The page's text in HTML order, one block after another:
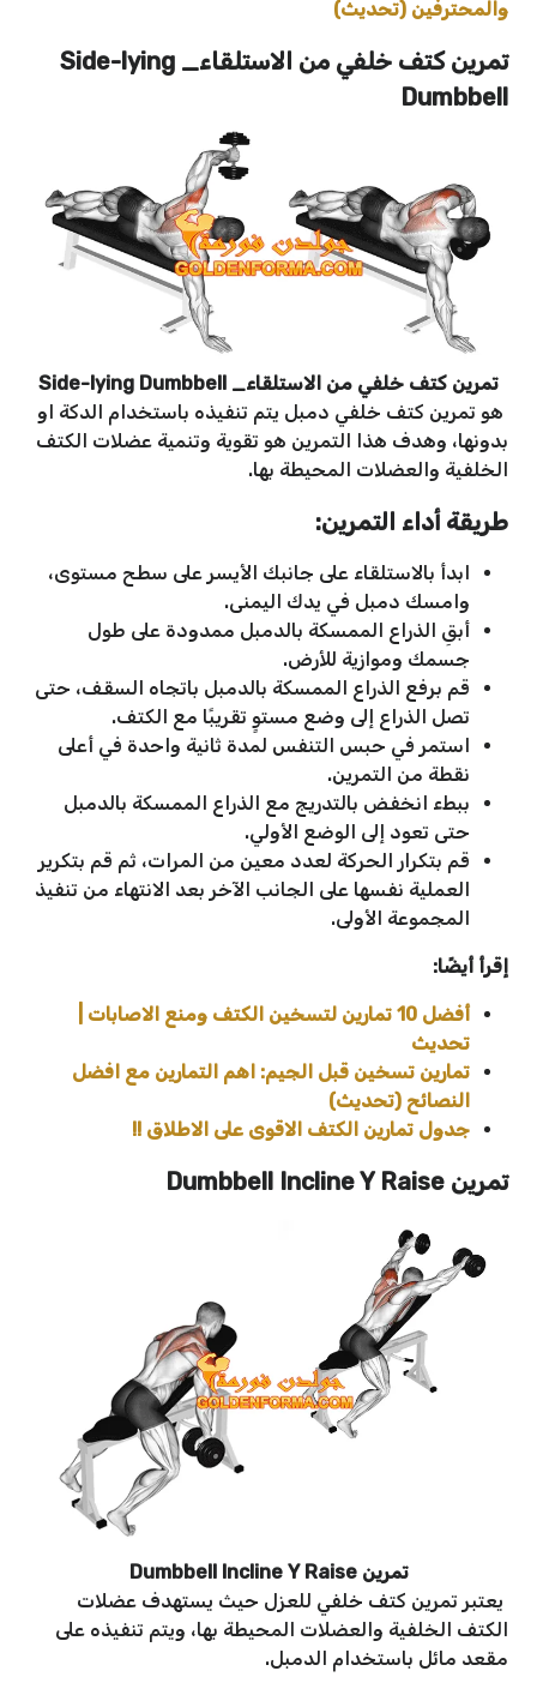
والمحترفين (تحديث)
تمرين كتف خلفي من الاستلقاء_ Side-lying
Dumbbell
تمرين كتف خلفي من الاستلقاء_ Side-lying Dumbbell
هو تمرين كتف خلفي دمبل يتم تنفيذه باستخدام الدكة او
بدونها، وهدف هذا التمرين هو تقوية وتنمية عضلات الكتف
الخلفية والعضلات المحيطة بها.
طريقة أداء التمرين:
ابدأ بالاستلقاء على جانبك الأيسر على سطح مستوى،
وامسك دمبل في يدك اليمنى.
أبقِ الذراع الممسكة بالدمبل ممدودة على طول
جسمك وموازية للأرض.
قم برفع الذراع الممسكة بالدمبل باتجاه السقف، حتى
تصل الذراع إلى وضع مستوٍ تقريبًا مع الكتف.
استمر في حبس التنفس لمدة ثانية واحدة في أعلى
نقطة من التمرين.
ببطء انخفض بالتدريج مع الذراع الممسكة بالدمبل
حتى تعود إلى الوضع الأولي.
قم بتكرار الحركة لعدد معين من المرات، ثم قم بتكرير
العملية نفسها على الجانب الآخر بعد الانتهاء من تنفيذ
المجموعة الأولى.
إقرأ أيضًا:
أفضل 10 تمارين لتسخين الكتف ومنع الاصابات |
تحديث
تمارين تسخين قبل الجيم: اهم التمارين مع افضل
النصائح (تحديث)
جدول تمارين الكتف الاقوى على الاطلاق !!
تمرين Dumbbell Incline Y Raise
تمرين Dumbbell Incline Y Raise
يعتبر تمرين كتف خلفي للعزل حيث يستهدف عضلات
الكتف الخلفية والعضلات المحيطة بها، ويتم تنفيذه على
مقعد مائل باستخدام الدمبل.